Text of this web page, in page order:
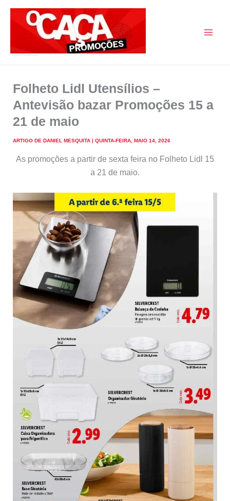
Folheto Lidl Utensílios –
Antevisão bazar Promoções 15 a
21 de maio
ARTIGO DE DANIEL MESQUITA | QUINTA-FEIRA, MAIO 14, 2026
As promoções a partir de sexta feira no Folheto Lidl 15
a 21 de maio.